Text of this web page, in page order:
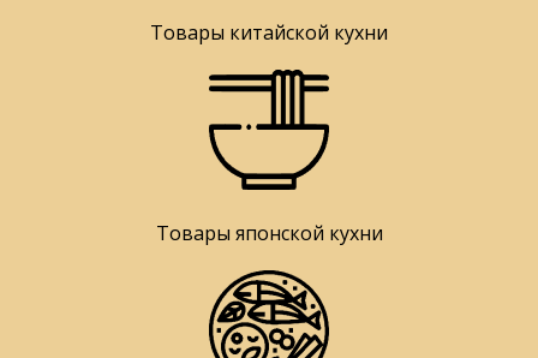
Товары китайской кухни
Товары японской кухни